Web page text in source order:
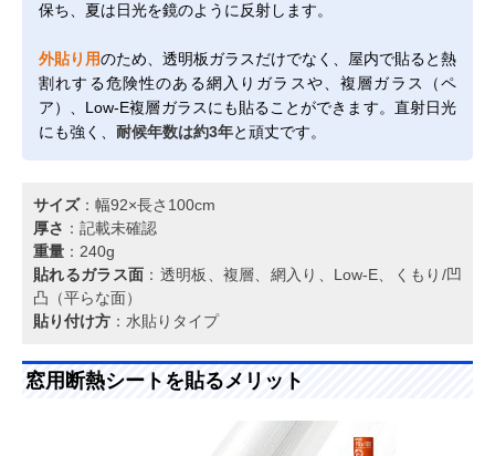
保ち、夏は日光を鏡のように反射します。
外貼り用のため、透明板ガラスだけでなく、屋内で貼ると熱
割れする危険性のある網入りガラスや、複層ガラス（ペ
ア）、Low-E複層ガラスにも貼ることができます。直射日光
にも強く、 耐候年数は約3年と頑丈です。
サイズ：幅92×長さ100cm
厚さ ：記載未確認
重量 ：240g
貼れるガラス面 ：透明板、複層、網入り、Low-E、くもり/凹
凸（平らな面）
貼り付け方 ：水貼りタイプ
窓用断熱シートを貼るメリット